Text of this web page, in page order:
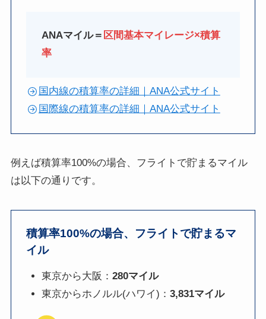
ANAマイル＝ 区間基本マイレージ×積算
率
国内線の積算率の詳細｜ANA公式サイト
国際線の積算率の詳細｜ANA公式サイト
例えば積算率100%の場合、フライトで貯まるマイル
は以下の通りです。
積算率100%の場合、フライトで貯まるマ
イル
東京から大阪： 280マイル
東京からホノルル(ハワイ)： 3,831マイル